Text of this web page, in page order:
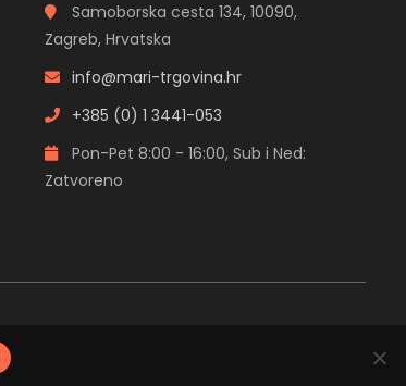
Samoborska cesta 134, 10090,
Zagreb, Hrvatska
info@mari-trgovina.hr
+385 (0) 1 3441-053
Pon-Pet 8:00 - 16:00, Sub i Ned:
Zatvoreno